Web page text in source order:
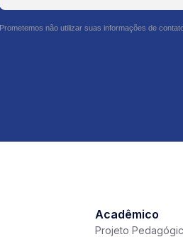
Prometemos não utilizar suas informações de
Acadêmico
Projeto